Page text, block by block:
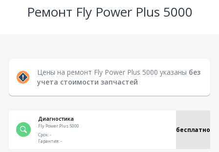
Ремонт Fly Power Plus 5000
Цены на ремонт Fly Power Plus 5000 указаны без
учета стоимости запчастей
Диагностика
Fly Power Plus 5000 бесплатно
Срок:-
Гарантия:-